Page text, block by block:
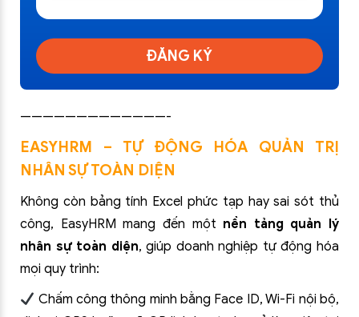
ĐĂNG KÝ
—————————————-
EASYHRM – TỰ ĐỘNG HÓA QUẢN TRỊ
NHÂN SỰ TOÀN DIỆN
Không còn bảng tính Excel phức tạp hay sai sót thủ
công, EasyHRM mang đến một nền tảng quản lý
nhân sự toàn diện, giúp doanh nghiệp tự động hóa
mọi quy trình:
Chấm công thông minh bằng Face ID, Wi-Fi nội bộ,